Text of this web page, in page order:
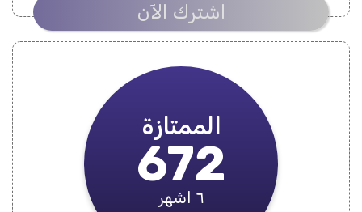
اشترك الآن
الممتازة
672
٦ اشهر